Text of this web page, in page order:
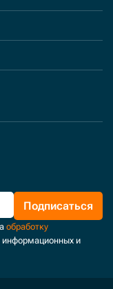
Подписаться
обработку
информационных и